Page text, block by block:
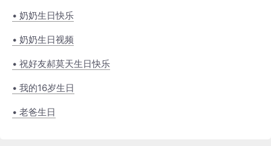
• 奶奶生日快乐
• 奶奶生日视频
• 祝好友郝莫天生日快乐
• 我的16岁生日
• 老爸生日